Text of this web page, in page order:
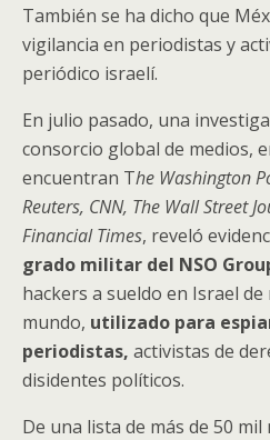
También se ha dicho que
vigilancia en periodistas y
periódico israelí.
En julio pasado, una
consorcio global de medios,
encuentran The Washington
Reuters, CNN, The Wall Street
Financial Times, reveló
grado militar del NSO
hackers a sueldo en Israel
mundo, utilizado para
periodistas, activistas de
disidentes políticos.
De una lista de más de 50